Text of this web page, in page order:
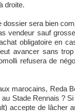
droite.
dossier sera bien
vendeur sauf
obligatoire en
avancer sans
refusera de
marocains, Reda
Stade Rennais ?
accepte de lâcher